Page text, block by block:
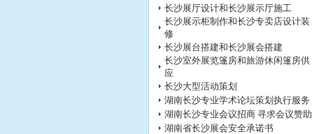
长沙展厅设计和长沙展示厅施工
长沙展示柜制作和长沙专卖店设计装
修
长沙展台搭建和长沙展会搭建
长沙室外展览篷房和旅游休闲篷房供
应
长沙大型活动策划
湖南长沙专业学术论坛策划执行服务
湖南长沙专业会议招商 寻求会议赞助
湖南省长沙展会安全承诺书